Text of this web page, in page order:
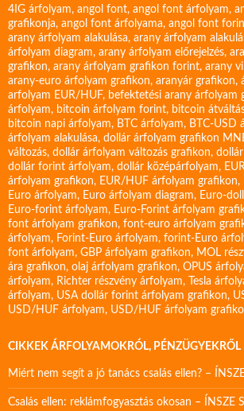
4IG árfolyam, angol font, angol font árfolyam,
grafikonja, angol font árfolyama, angol font
arany árfolyam alakulása, arany árfolyam
árfolyam diagram, arany árfolyam előrejelzés,
grafikon, arany árfolyam grafikon forint, arany
arany-euro árfolyam grafikon, aranyár grafikon,
arfolyam EUR/HUF, befektetési arany árfolyam
árfolyam, bitcoin árfolyam forint, bitcoin
bitcoin napi árfolyam, BTC árfolyam, BTC-USD
árfolyam alakulása, dollár árfolyam grafikon
változás, dollár árfolyam változás grafikon,
dollár forint árfolyam, dollár középárfolyam,
árfolyam grafikon, EUR/HUF árfolyam grafikon,
Euro árfolyam, Euro árfolyam diagram, Euro-
Euro-forint árfolyam, Euro-Forint árfolyam
font árfolyam grafikon, font-euro árfolyam
árfolyam, Forint-Euro árfolyam, forint-Euro
font árfolyam, GBP árfolyam grafikon, MOL
ára grafikon, olaj árfolyam grafikon, OPUS
árfolyam, Richter részvény árfolyam, Tesla
árfolyam, USA dollár forint árfolyam grafikon,
USD/HUF árfolyam, USD/HUF árfolyam
CIKKEK ÁRFOLYAMOKRÓL, PÉNZÜGYEKRŐL
Miért nem segít a jó tanács csalás ellen? –
Csalás ellen: reklámfogyasztás okosan – ÍNSZE